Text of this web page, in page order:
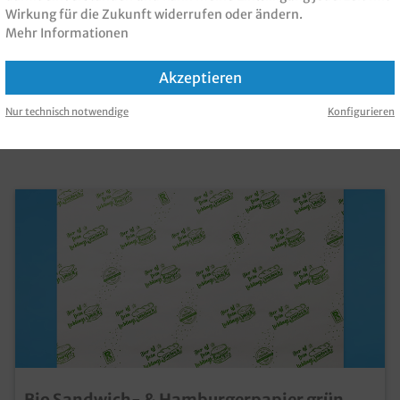
GEKAUFT
Wirkung für die Zukunft widerrufen oder ändern.
Mehr Informationen
Akzeptieren
Nur technisch notwendige Konfigurieren